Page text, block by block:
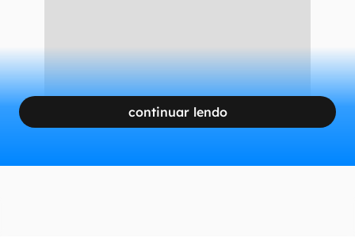
continuar lendo